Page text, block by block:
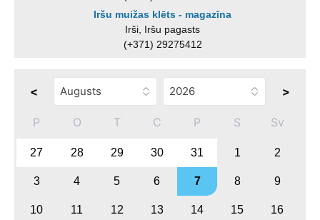
Iršu muižas klēts - magazīna
Irši, Iršu pagasts
(+371) 29275412
< >
P O T C P S Sv
27 28 29 30 31 1 2
3 4 5 6 7 8 9
10 11 12 13 14 15 16